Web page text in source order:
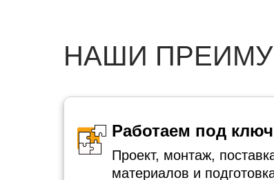
НАШИ
Проект, монтаж,
материалов и
Работаем под ключ